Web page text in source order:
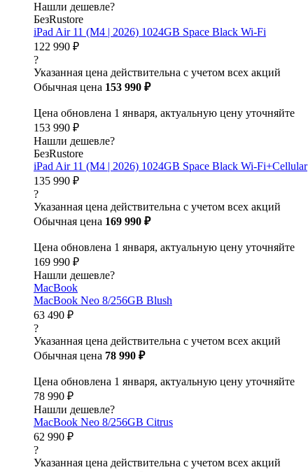
Нашли дешевле?
БезRustore
iPad Air 11 (M4 | 2026) 1024GB Space Black Wi-Fi
122 990 ₽
?
Указанная цена действительна с учетом всех акций
Обычная цена 153 990 ₽
Цена обновлена 1 января, актуальную цену уточняйте
153 990 ₽
Нашли дешевле?
БезRustore
iPad Air 11 (M4 | 2026) 1024GB Space Black Wi-Fi+Cellular
135 990 ₽
?
Указанная цена действительна с учетом всех акций
Обычная цена 169 990 ₽
Цена обновлена 1 января, актуальную цену уточняйте
169 990 ₽
Нашли дешевле?
MacBook
MacBook Neo 8/256GB Blush
63 490 ₽
?
Указанная цена действительна с учетом всех акций
Обычная цена 78 990 ₽
Цена обновлена 1 января, актуальную цену уточняйте
78 990 ₽
Нашли дешевле?
MacBook Neo 8/256GB Citrus
62 990 ₽
?
Указанная цена действительна с учетом всех акций